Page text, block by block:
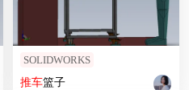
SOLIDWORKS
推车篮子